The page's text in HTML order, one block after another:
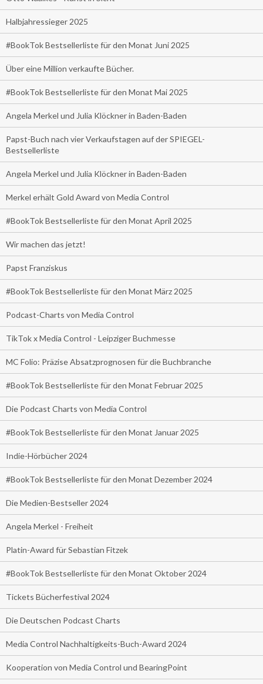
Halbjahressieger 2025
#BookTok Bestsellerliste für den Monat Juni 2025
Über eine Million verkaufte Bücher.
#BookTok Bestsellerliste für den Monat Mai 2025
Angela Merkel und Julia Klöckner in Baden-Baden
Papst-Buch nach vier Verkaufstagen auf der SPIEGEL-
Bestsellerliste
Angela Merkel und Julia Klöckner in Baden-Baden
Merkel erhält Gold Award von Media Control
#BookTok Bestsellerliste für den Monat April 2025
Wir machen das jetzt!
Papst Franziskus
#BookTok Bestsellerliste für den Monat März 2025
Podcast-Charts von Media Control
TikTok x Media Control - Leipziger Buchmesse
MC Folio: Präzise Absatzprognosen für die Buchbranche
#BookTok Bestsellerliste für den Monat Februar 2025
Die Podcast Charts von Media Control
#BookTok Bestsellerliste für den Monat Januar 2025
Indie-Hörbücher 2024
#BookTok Bestsellerliste für den Monat Dezember 2024
Die Medien-Bestseller 2024
Angela Merkel - Freiheit
Platin-Award für Sebastian Fitzek
#BookTok Bestsellerliste für den Monat Oktober 2024
Tickets Bücherfestival 2024
Die Deutschen Podcast Charts
Media Control Nachhaltigkeits-Buch-Award 2024
Kooperation von Media Control und BearingPoint